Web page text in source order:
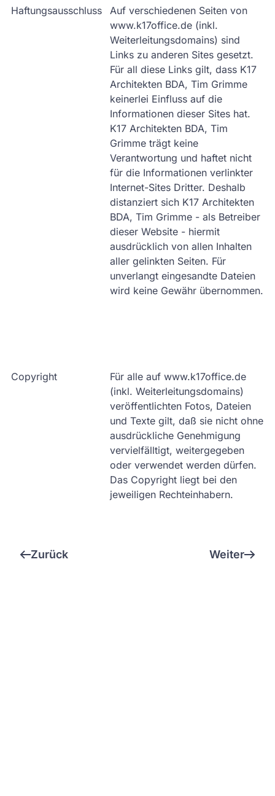
Haftungsausschluss
Auf verschiedenen Seiten von
www.k17office.de (inkl.
Weiterleitungsdomains) sind
Links zu anderen Sites gesetzt.
Für all diese Links gilt, dass K17
Architekten BDA, Tim Grimme
keinerlei Einfluss auf die
Informationen dieser Sites hat.
K17 Architekten BDA, Tim
Grimme trägt keine
Verantwortung und haftet nicht
für die Informationen verlinkter
Internet-Sites Dritter. Deshalb
distanziert sich K17 Architekten
BDA, Tim Grimme - als Betreiber
dieser Website - hiermit
ausdrücklich von allen Inhalten
aller gelinkten Seiten. Für
unverlangt eingesandte Dateien
wird keine Gewähr übernommen.
Copyright
Für alle auf www.k17office.de
(inkl. Weiterleitungsdomains)
veröffentlichten Fotos, Dateien
und Texte gilt, daß sie nicht ohne
ausdrückliche Genehmigung
vervielfälltigt, weitergegeben
oder verwendet werden dürfen.
Das Copyright liegt bei den
jeweiligen Rechteinhabern.
Zurück Weiter